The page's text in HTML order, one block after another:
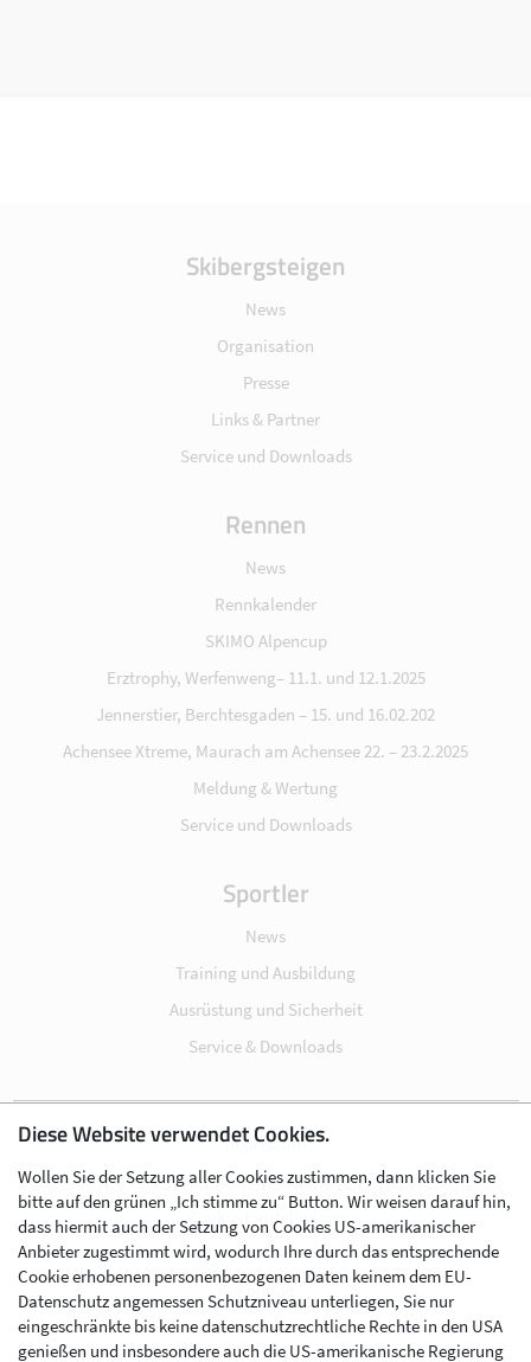
Skibergsteigen
News
Organisation
Presse
Links & Partner
Service und Downloads
Rennen
News
Rennkalender
SKIMO Alpencup
Erztrophy, Werfenweng– 11.1. und 12.1.2025
Jennerstier, Berchtesgaden – 15. und 16.02.202
Achensee Xtreme, Maurach am Achensee 22. – 23.2.2025
Meldung & Wertung
Service und Downloads
Sportler
News
Training und Ausbildung
Ausrüstung und Sicherheit
Service & Downloads
Impressum
Datenschutz
Cookie-Einstellungen
AGB
Kontakt
Werben im Skibergsteigen
Diese Website verwendet Cookies.
Wollen Sie der Setzung aller Cookies zustimmen, dann klicken Sie
bitte auf den grünen „Ich stimme zu“ Button. Wir weisen darauf hin,
dass hiermit auch der Setzung von Cookies US-amerikanischer
Anbieter zugestimmt wird, wodurch Ihre durch das entsprechende
Cookie erhobenen personenbezogenen Daten keinem dem EU-
Datenschutz angemessen Schutzniveau unterliegen, Sie nur
eingeschränkte bis keine datenschutzrechtliche Rechte in den USA
genießen und insbesondere auch die US-amerikanische Regierung